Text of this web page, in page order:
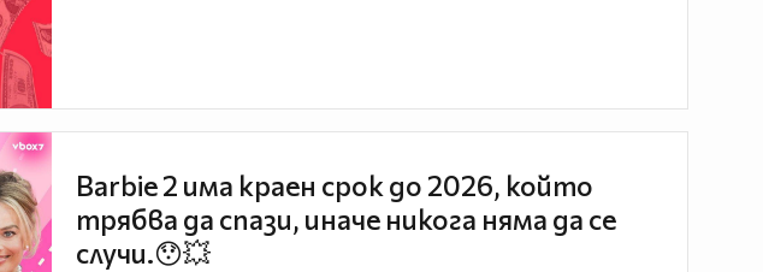
Barbie 2 има краен срок до 2026, който
трябва да спази, иначе никога няма да се
случи.😯💥